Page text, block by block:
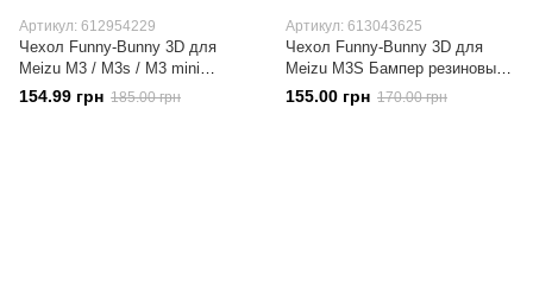
Артикул: 612954229
Чехол Funny-Bunny 3D для
Meizu M3 / M3s / M3 mini
Бампер резиновый сиреневый
154.99 грн 185.00 грн
Артикул: 613043625
Чехол Funny-Bunny 3D для
Meizu M3S Бампер резиновый
черный
155.00 грн 170.00 грн